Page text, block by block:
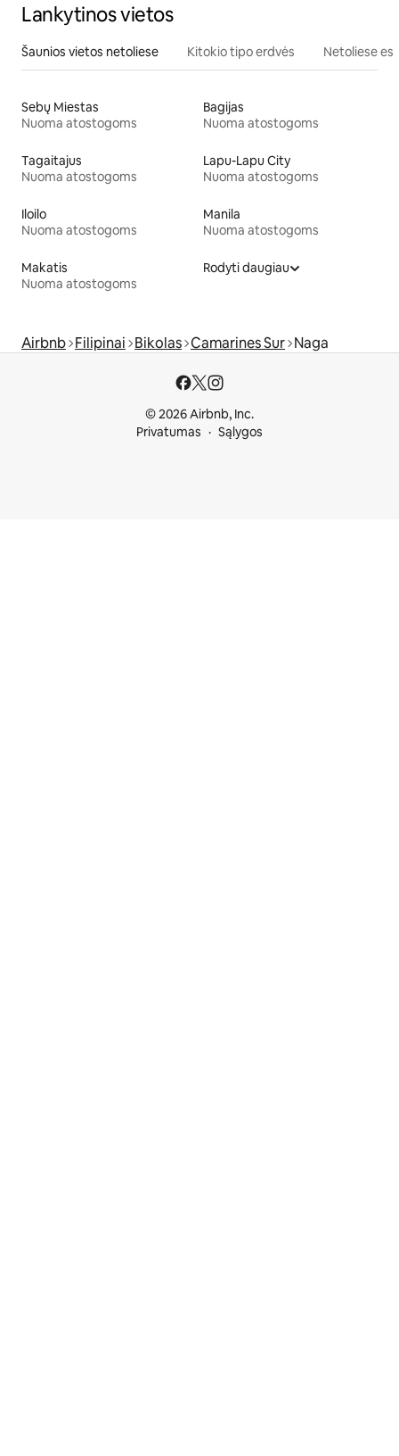
Lankytinos vietos
Šaunios vietos netoliese Kitokio tipo erdvės Netoliese
Sebų Miestas
Nuoma atostogoms
Bagijas
Nuoma atostogoms
Tagaitajus
Nuoma atostogoms
Lapu-Lapu City
Nuoma atostogoms
Iloilo
Nuoma atostogoms
Manila
Nuoma atostogoms
Makatis
Nuoma atostogoms
Rodyti daugiau
Airbnb Filipinai Bikolas Camarines Sur Naga
© 2026 Airbnb, Inc.
Privatumas
Sąlygos